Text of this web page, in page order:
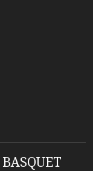
BASQUET